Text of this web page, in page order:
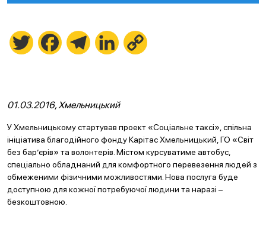
Twitter FacebookTelegramLinkedIn
01.03.2016, Хмельницький
У Хмельницькому стартував проект «Соціальне таксі», спільна
ініціатива благодійного фонду Карітас Хмельницький, ГО «Світ
без бар’єрів» та волонтерів. Містом курсуватиме автобус,
спеціально обладнаний для комфортного перевезення людей з
обмеженими фізичними можливостями. Нова послуга буде
доступною для кожної потребуючої людини та наразі –
безкоштовною.